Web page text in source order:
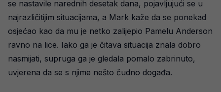
se nastavile narednih desetak dana, pojavljujući se u
najrazličitijim situacijama, a Mark kaže da se ponekad
osjećao kao da mu je netko zalijepio Pamelu Anderson
ravno na lice. Iako ga je čitava situacija znala dobro
nasmijati, supruga ga je gledala pomalo zabrinuto,
uvjerena da se s njime nešto čudno događa.